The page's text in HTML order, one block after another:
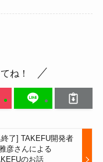
ね！
了] TAKEFU開発者
彦さんによる
のお話